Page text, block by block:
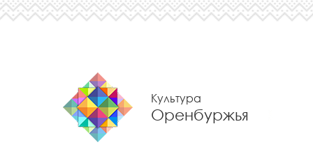
Культура
Оренбуржья